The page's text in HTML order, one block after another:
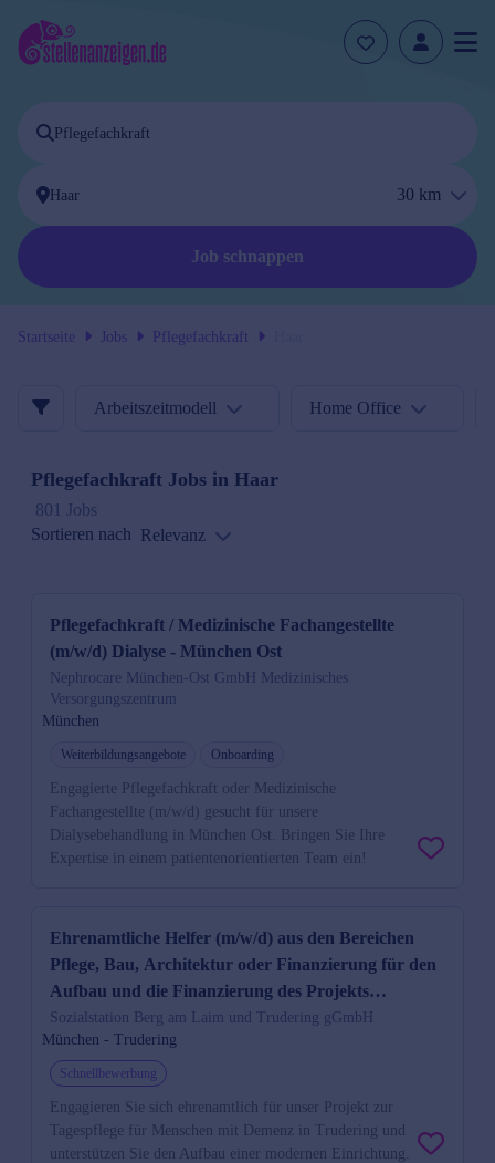
30 km
Job schnappen
Startseite Jobs Pflegefachkraft
Arbeitszeitmodell Home Office
Pflegefachkraft Jobs in Haar
801 Jobs
Sortieren nach Relevanz
Pflegefachkraft / Medizinische Fachangestellte
(m/w/d) Dialyse - München Ost
Nephrocare München-Ost GmbH Medizinisches
Versorgungszentrum
München
Weiterbildungsangebote Onboarding
Engagierte Pflegefachkraft oder Medizinische
Fachangestellte (m/w/d) gesucht für unsere
Dialysebehandlung in München Ost. Bringen Sie Ihre
Expertise in einem patientenorientierten Team ein!
Ehrenamtliche Helfer (m/w/d) aus den Bereichen
Pflege, Bau, Architektur oder Finanzierung für den
Aufbau und die Finanzierung des Projekts
„Tagespflege für Menschen mit Demenz“
Sozialstation Berg am Laim und Trudering gGmbH
München - Trudering
Schnellbewerbung
Engagieren Sie sich ehrenamtlich für unser Projekt zur
Tagespflege für Menschen mit Demenz in Trudering und
unterstützen Sie den Aufbau einer modernen Einrichtung.